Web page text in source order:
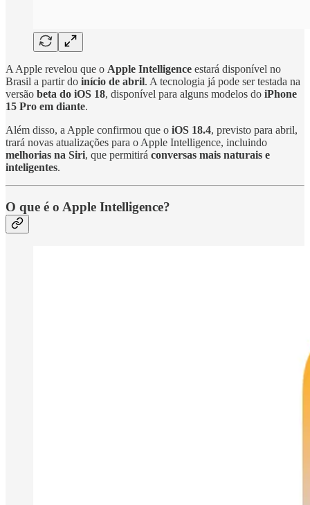
A Apple revelou que o Apple Intelligence estará disponível no
Brasil a partir do início de abril. A tecnologia já pode ser testada na
versão beta do iOS 18, disponível para alguns modelos do iPhone
15 Pro em diante.
Além disso, a Apple confirmou que o iOS 18.4, previsto para abril,
trará novas atualizações para o Apple Intelligence, incluindo
melhorias na Siri, que permitirá conversas mais naturais e
inteligentes.
O que é o Apple Intelligence?